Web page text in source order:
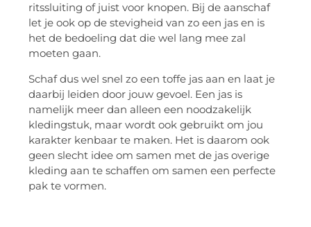
ritssluiting of juist voor knopen. Bij de aanschaf
let je ook op de stevigheid van zo een jas en is
het de bedoeling dat die wel lang mee zal
moeten gaan.
Schaf dus wel snel zo een toffe jas aan en laat je
daarbij leiden door jouw gevoel. Een jas is
namelijk meer dan alleen een noodzakelijk
kledingstuk, maar wordt ook gebruikt om jou
karakter kenbaar te maken. Het is daarom ook
geen slecht idee om samen met de jas overige
kleding aan te schaffen om samen een perfecte
pak te vormen.